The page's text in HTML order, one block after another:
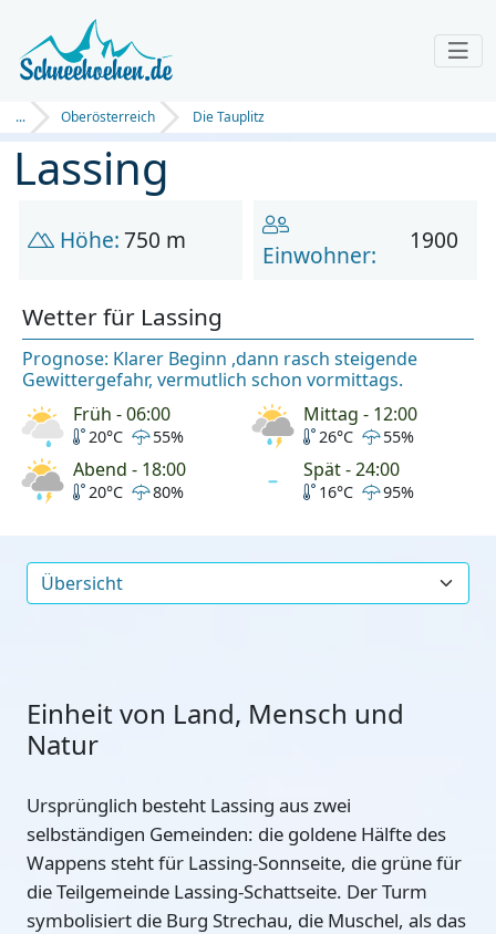
... Oberösterreich Die Tauplitz
Lassing
Höhe:750 m
Einwohner:
1900
Wetter für Lassing
Prognose: Klarer Beginn ,dann rasch steigende
Gewittergefahr, vermutlich schon vormittags.
Früh - 06:00
20°C 55%
Mittag - 12:00
26°C 55%
Abend - 18:00
20°C 80%
Spät - 24:00
16°C 95%
Einheit von Land, Mensch und
Natur
Ursprünglich besteht Lassing aus zwei
selbständigen Gemeinden: die goldene Hälfte des
Wappens steht für Lassing-Sonnseite, die grüne für
die Teilgemeinde Lassing-Schattseite. Der Turm
symbolisiert die Burg Strechau, die Muschel, als das